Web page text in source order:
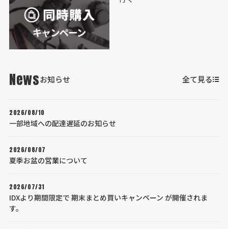
Newsお知らせ 全て見る
2026/08/10
一部地域への配達遅延のお知らせ
2026/08/07
夏季お盆の営業について
2026/07/31
IDXより期間限定で 期末まとめ買いキャンペーン が開催されま
す。